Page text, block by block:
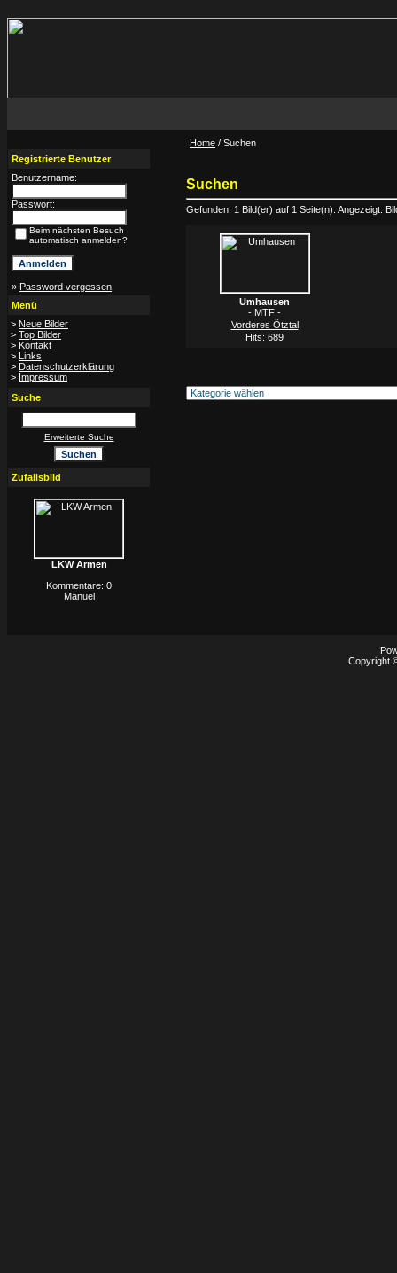
Registrierte Benutzer
Benutzername:
Passwort:
Beim nächsten Besuch
automatisch anmelden?
» Password vergessen
Menü
> Neue Bilder
> Top Bilder
> Kontakt
> Links
> Datenschutzerklärung
> Impressum
Suche
Erweiterte Suche
Zufallsbild
LKW Armen
Kommentare: 0
Manuel
Home / Suchen
Suchen
Gefunden: 1 Bild(er) auf 1 Seite(n). Angezeigt:
Umhausen
- MTF -
Vorderes Ötztal
Hits: 689
Copyright